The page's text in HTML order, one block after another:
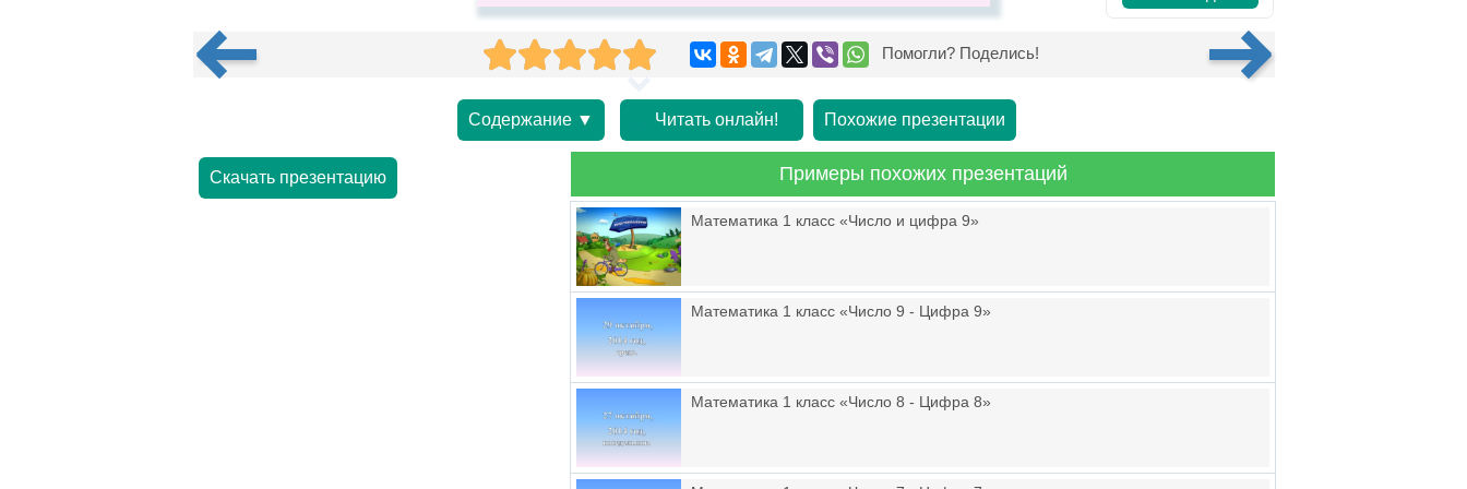
Помогли? Поделись!
Содержание ▼ Читать онлайн! Похожие презентации
Скачать презентацию Примеры похожих презентаций
Математика 1 класс «Число и цифра 9»
Математика 1 класс «Число 9 - Цифра 9»
Математика 1 класс «Число 8 - Цифра 8»